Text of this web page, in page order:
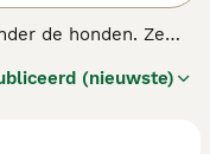
de honden. Ze
(nieuwste)